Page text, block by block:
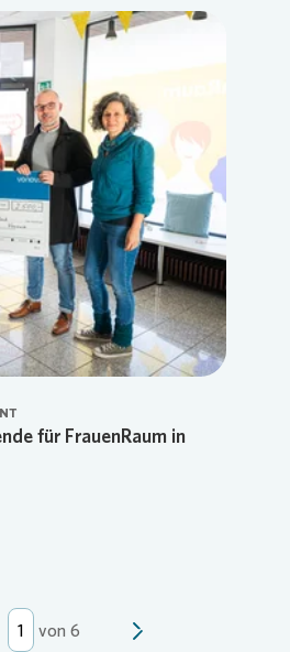
für FrauenRaum in
von 6